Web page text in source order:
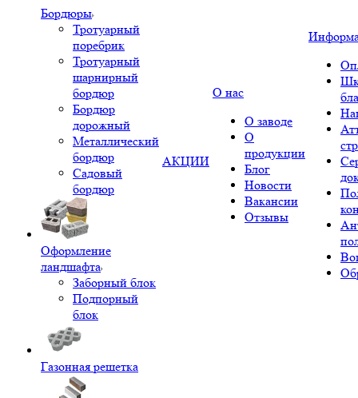
Бордюры
Тротуарный
поребрик
Тротуарный
шарнирный
бордюр
Бордюр
дорожный
Металлический
бордюр
Садовый
бордюр
Оформление
ландшафта
Заборный блок
Подпорный
блок
Газонная решетка
АКЦИИ
О нас
О заводе
О
продукции
Блог
Новости
Вакансии
Отзывы